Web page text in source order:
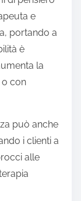
e
portando a
è
la
o con
può anche
i clienti a
alle